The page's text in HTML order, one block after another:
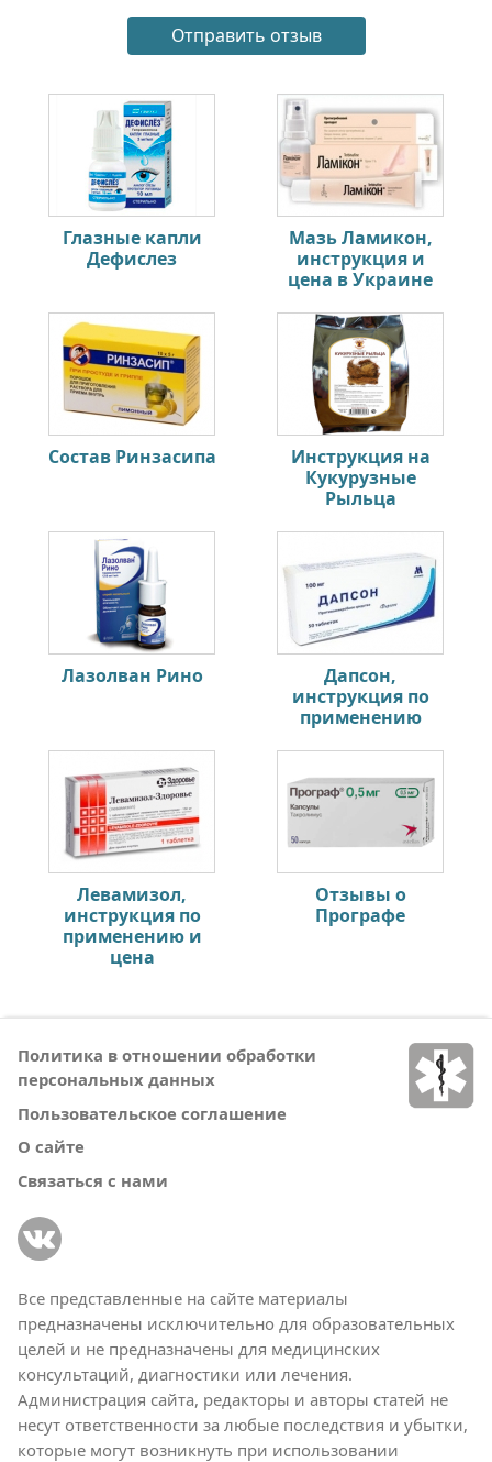
Глазные капли
Дефислез
Мазь Ламикон,
инструкция и
цена в Украине
Состав Ринзасипа
Инструкция на
Кукурузные
Рыльца
Лазолван Рино
Дапсон,
инструкция по
применению
Левамизол,
инструкция по
применению и
цена
Отзывы о
Прографе
Политика в отношении обработки
персональных данных
Пользовательское соглашение
О сайте
Связаться с нами
Все представленные на сайте материалы
предназначены исключительно для образовательных
целей и не предназначены для медицинских
консультаций, диагностики или лечения.
Администрация сайта, редакторы и авторы статей не
несут ответственности за любые последствия и убытки,
которые могут возникнуть при использовании